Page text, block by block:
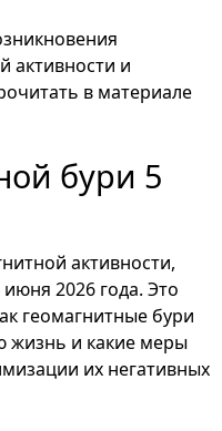
активности и
в материале
бури 5
активности,
2026 года. Это
геомагнитные бури
жизнь и какие меры
их негативных